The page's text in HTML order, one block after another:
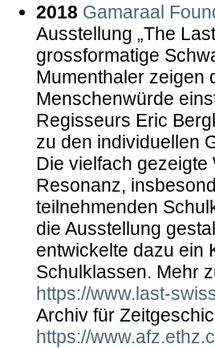
2018 Gamaraal
Ausstellung „The
grossformatige
Mumenthaler zeigen
Menschenwürde
Regisseurs Eric
zu den individuellen
Die vielfach
Resonanz,
teilnehmenden
die Ausstellung
entwickelte dazu ein
Schulklassen. Mehr
https://www.last-
Archiv für
https://